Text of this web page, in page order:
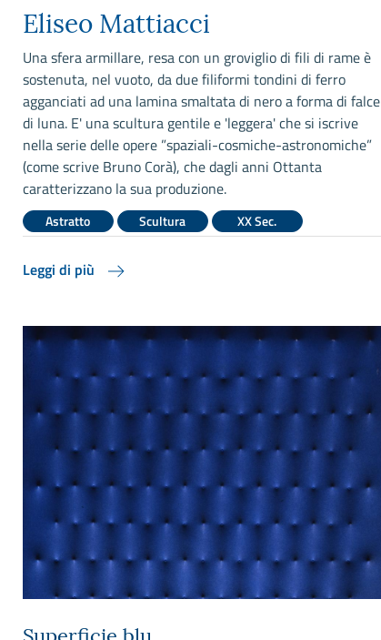
Eliseo Mattiacci
Una sfera armillare, resa con un groviglio di fili di rame è
sostenuta, nel vuoto, da due filiformi tondini di ferro
agganciati ad una lamina smaltata di nero a forma di falce
di luna. E' una scultura gentile e 'leggera' che si iscrive
nella serie delle opere ”spaziali-cosmiche-astronomiche”
(come scrive Bruno Corà), che dagli anni Ottanta
caratterizzano la sua produzione.
Astratto Scultura XX Sec.
Leggi di più